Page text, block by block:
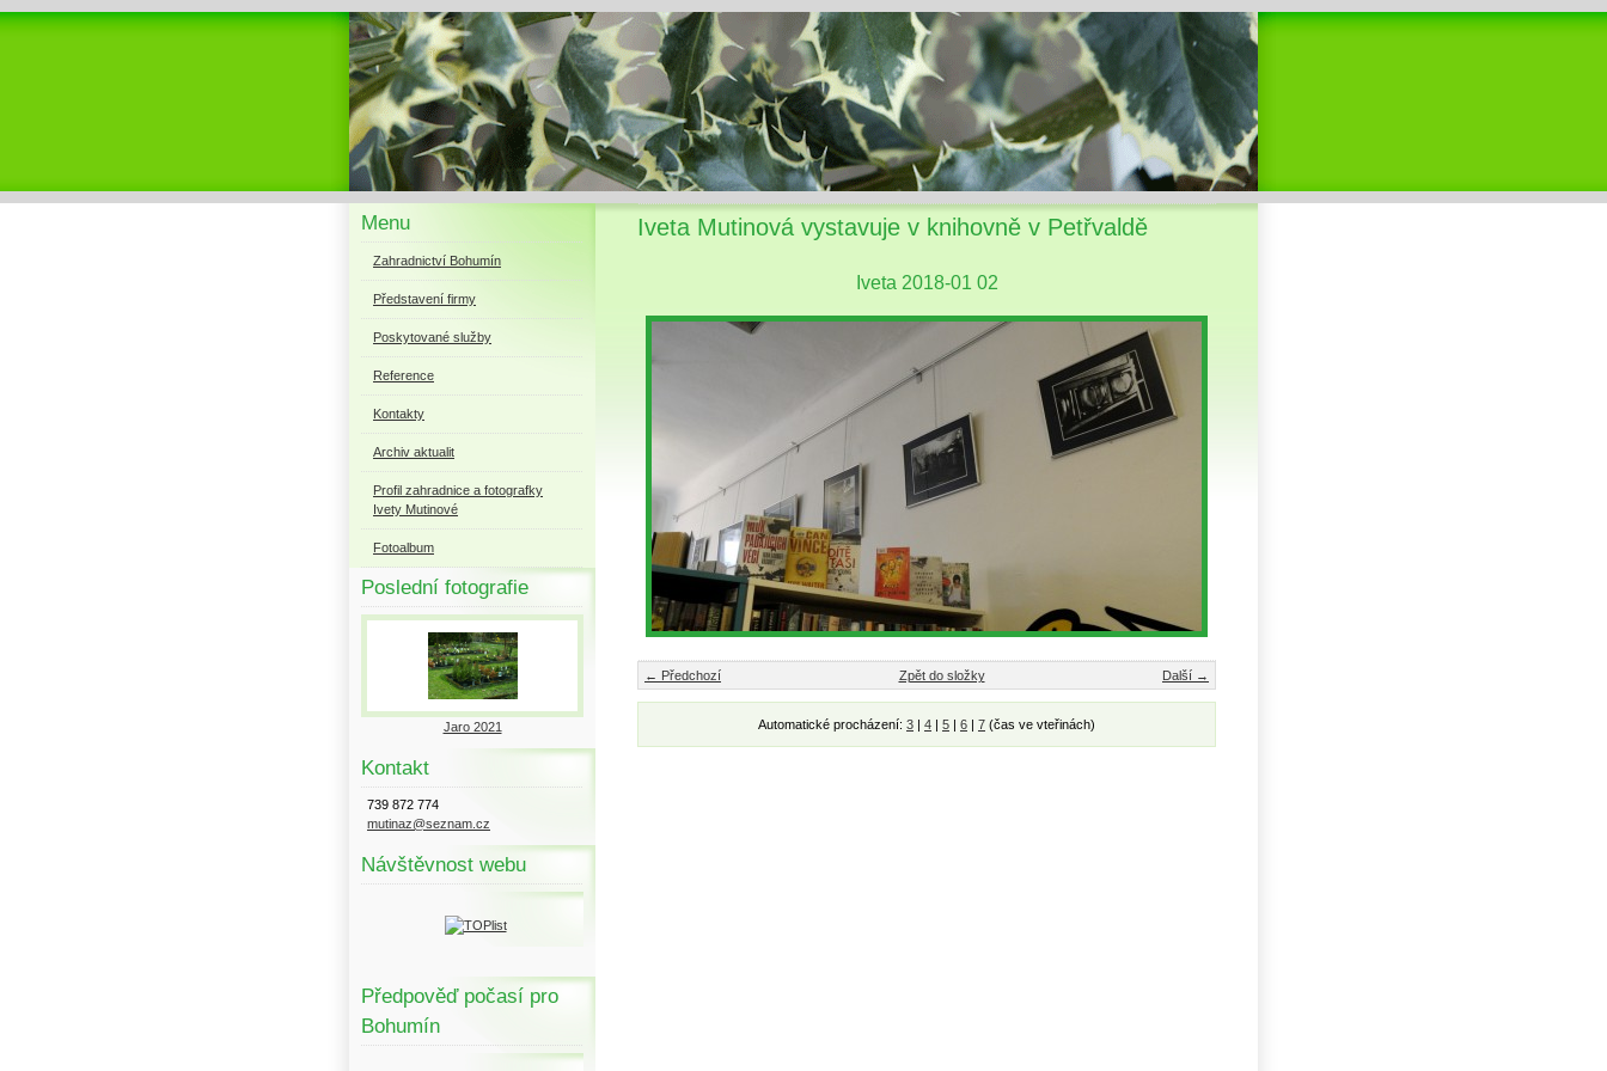
Menu
Zahradnictví Bohumín
Představení firmy
Poskytované služby
Reference
Kontakty
Archiv aktualit
Profil zahradnice a fotografky
Ivety Mutinové
Fotoalbum
Poslední fotografie
Jaro 2021
Kontakt
739 872 774
mutinaz@seznam.cz
Návštěvnost webu
Předpověď počasí pro
Bohumín
Iveta Mutinová vystavuje v knihovně v Petřvaldě
Iveta 2018-01 02
← Předchozí Další →
Zpět do složky
Automatické procházení: 3 | 4 | 5 | 6 | 7 (čas ve vteřinách)